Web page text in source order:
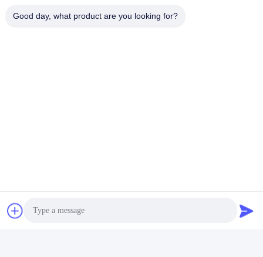
Good day, what product are you looking for?